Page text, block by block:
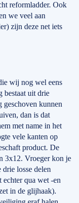
reformladder. Ook
we veel aan
zijn deze net iets
wij nog wel eens
bestaat uit drie
geschoven kunnen
dan is dat
met name in het
vele kanten op
product. De
3x12. Vroeger kon je
drie losse delen
qua wet -en
in de glijhaak).